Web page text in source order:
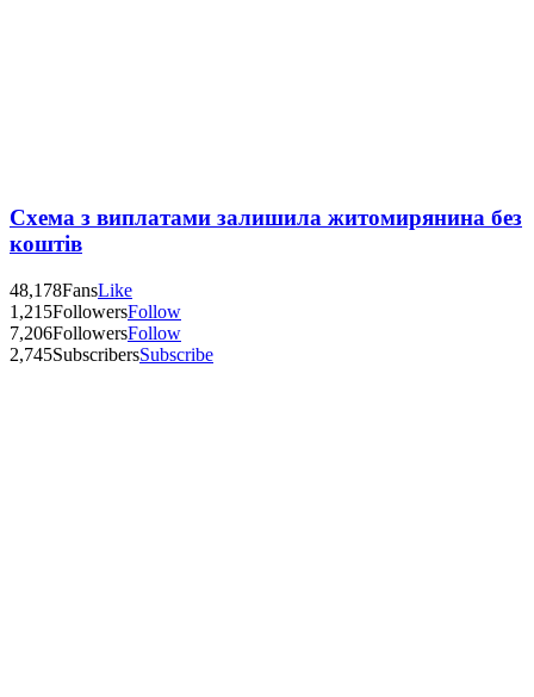
Схема з виплатами залишила житомирянина без
коштів
48,178FansLike
1,215FollowersFollow
7,206FollowersFollow
2,745SubscribersSubscribe